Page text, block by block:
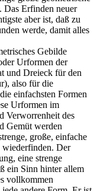
Das Erfinden neuer
aber ist, daß zu
werde, damit alles
Gebilde
Urformen der
und Dreieck für den
also für die
einfachsten Formen
Urformen im
Verworrenheit des
Gemüt werden
große, einfache
Der
eine strenge
ein Sinn hinter allem
vollkommen